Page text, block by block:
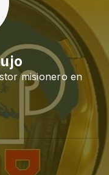
misionero en